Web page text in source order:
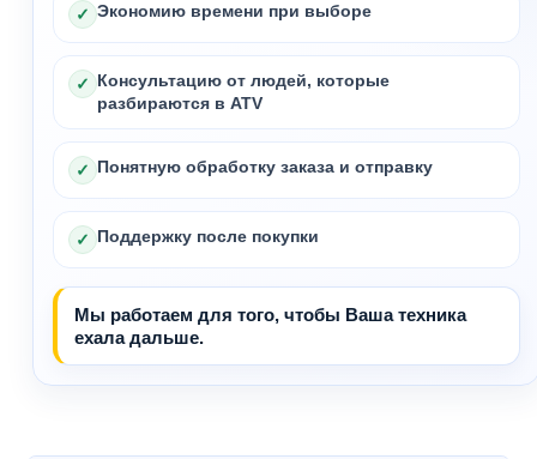
✓ Экономию времени при выборе
✓ Консультацию от людей, которые
разбираются в ATV
✓ Понятную обработку заказа и отправку
✓ Поддержку после покупки
Мы работаем для того, чтобы Ваша техника
ехала дальше.